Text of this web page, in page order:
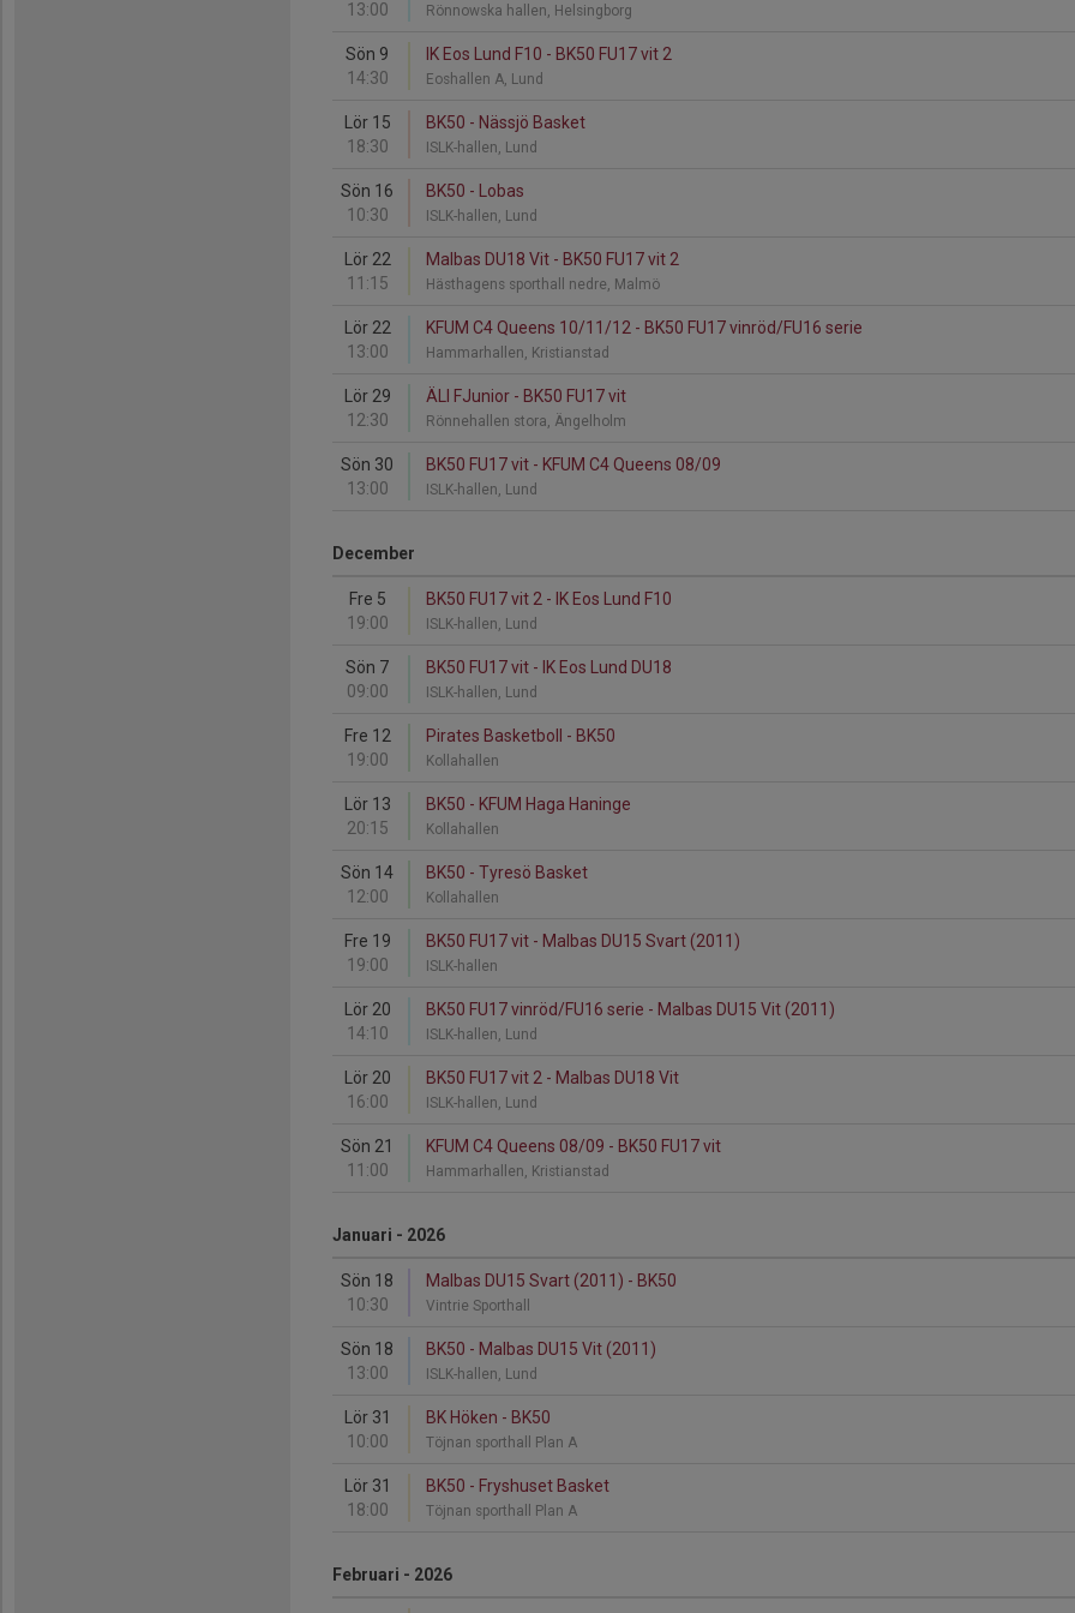
13:00 Rönnowska hallen, Helsingborg
Sön 9
14:30
IK Eos Lund F10 - BK50 FU17 vit 2
Eoshallen A, Lund
Lör 15
18:30
BK50 - Nässjö Basket
ISLK-hallen, Lund
Sön 16
10:30
BK50 - Lobas
ISLK-hallen, Lund
Lör 22
11:15
Malbas DU18 Vit - BK50 FU17 vit 2
Hästhagens sporthall nedre, Malmö
Lör 22
13:00
KFUM C4 Queens 10/11/12 - BK50 FU17 vinröd/FU16 serie
Hammarhallen, Kristianstad
Lör 29
12:30
ÄLI FJunior - BK50 FU17 vit
Rönnehallen stora, Ängelholm
Sön 30
13:00
BK50 FU17 vit - KFUM C4 Queens 08/09
ISLK-hallen, Lund
December
Fre 5
19:00
BK50 FU17 vit 2 - IK Eos Lund F10
ISLK-hallen, Lund
Sön 7
09:00
BK50 FU17 vit - IK Eos Lund DU18
ISLK-hallen, Lund
Fre 12
19:00
Pirates Basketboll - BK50
Kollahallen
Lör 13
20:15
BK50 - KFUM Haga Haninge
Kollahallen
Sön 14
12:00
BK50 - Tyresö Basket
Kollahallen
Fre 19
19:00
BK50 FU17 vit - Malbas DU15 Svart (2011)
ISLK-hallen
Lör 20
14:10
BK50 FU17 vinröd/FU16 serie - Malbas DU15 Vit (2011)
ISLK-hallen, Lund
Lör 20
16:00
BK50 FU17 vit 2 - Malbas DU18 Vit
ISLK-hallen, Lund
Sön 21
11:00
KFUM C4 Queens 08/09 - BK50 FU17 vit
Hammarhallen, Kristianstad
Januari - 2026
Sön 18
10:30
Malbas DU15 Svart (2011) - BK50
Vintrie Sporthall
Sön 18
13:00
BK50 - Malbas DU15 Vit (2011)
ISLK-hallen, Lund
Lör 31
10:00
BK Höken - BK50
Töjnan sporthall Plan A
Lör 31
18:00
BK50 - Fryshuset Basket
Töjnan sporthall Plan A
Februari - 2026